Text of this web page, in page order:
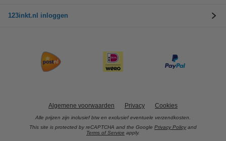
123inkt.nl inloggen
Algemene voorwaarden Privacy Cookies
Alle prijzen zijn inclusief btw en exclusief eventuele verzendkosten.
This site is protected by reCAPTCHA and the Google Privacy Policy and
Terms of Service apply.